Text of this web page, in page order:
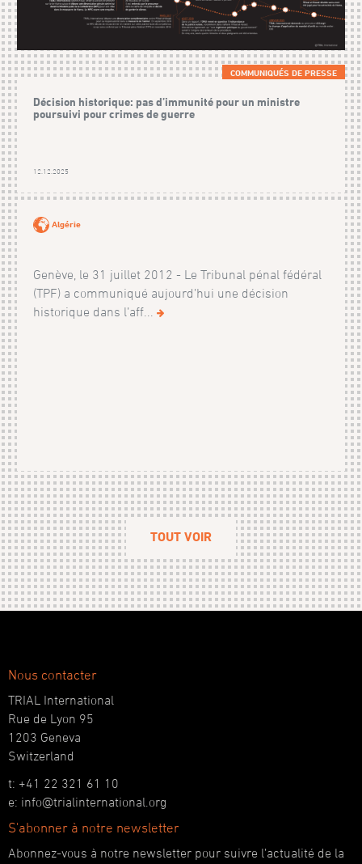
COMMUNIQUÉS DE PRESSE
Décision historique: pas d’immunité pour un ministre
poursuivi pour crimes de guerre
12.12.2025
Algérie
Genève, le 31 juillet 2012 - Le Tribunal pénal fédéral
(TPF) a communiqué aujourd’hui une décision
historique dans l’aff...
TOUT VOIR
Nous contacter
TRIAL International
Rue de Lyon 95
1203 Geneva
Switzerland
t: +41 22 321 61 10
e: info@trialinternational.org
S'abonner à notre newsletter
Abonnez-vous à notre newsletter pour suivre l’actualité de la